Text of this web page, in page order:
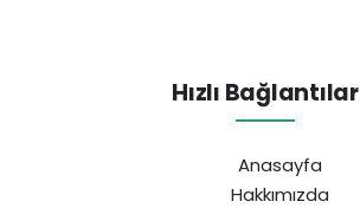
Hızlı Bağlantılar
Anasayfa
Hakkımızda